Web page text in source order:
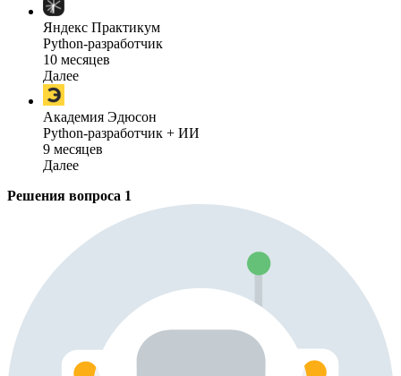
Яндекс Практикум
Python-разработчик
10 месяцев
Далее
Академия Эдюсон
Python-разработчик + ИИ
9 месяцев
Далее
Решения вопроса 1